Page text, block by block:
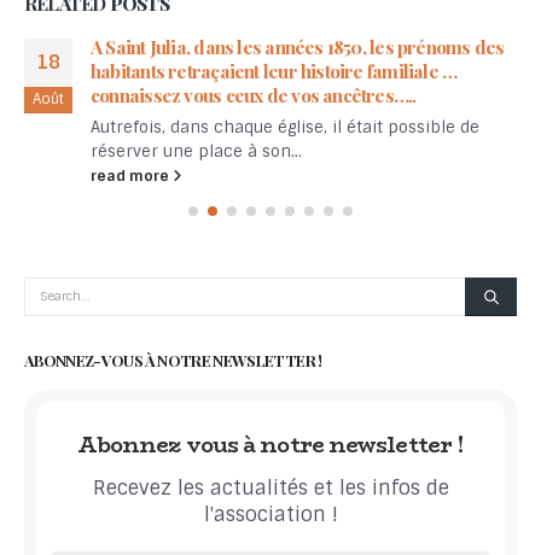
18
Août
A Saint Julia, dans les années 1850, les prénoms des
habitants retraçaient leur histoire familiale …
connaissez vous ceux de vos ancêtres…..
Autrefois, dans chaque église, il était possible de
réserver une place à son...
read more
ABONNEZ-VOUS À NOTRE NEWSLETTER !
Abonnez vous à notre newsletter !
Recevez les actualités et les infos de
l'association !